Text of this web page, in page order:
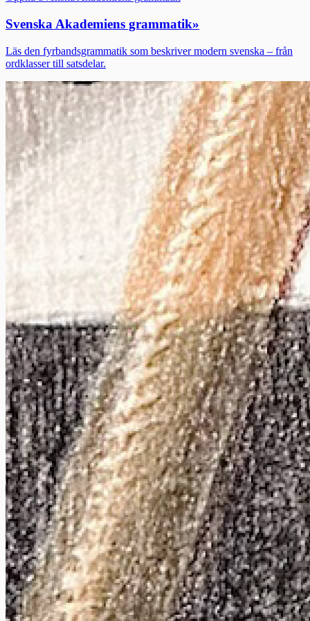
Svenska Akademiens grammatik»
Läs den fyrbandsgrammatik som beskriver modern svenska – från
ordklasser till satsdelar.